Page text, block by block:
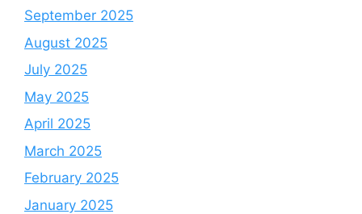
September 2025
August 2025
July 2025
May 2025
April 2025
March 2025
February 2025
January 2025